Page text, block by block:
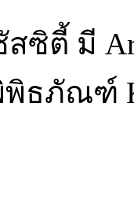
ซิตี้ มี
ธภัณฑ์